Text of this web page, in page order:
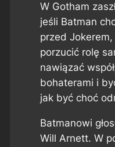
W Gotham
jeśli Batman
przed Jokerem,
porzucić rolę
nawiązać
bohaterami i
jak być choć
Batmanowi
Will Arnett. W